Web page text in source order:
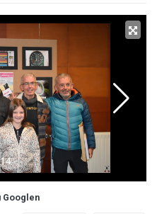
Googlen